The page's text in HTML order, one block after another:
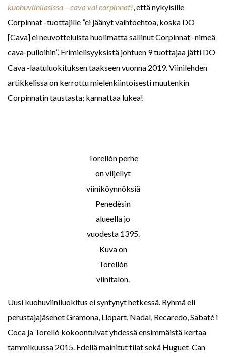
kuohuviinilasissa – cava vai corpinnat?, että nykyisille
Corpinnat -tuottajille ”ei jäänyt vaihtoehtoa, koska DO
[Cava] ei neuvotteluista huolimatta sallinut Corpinnat -nimeä
cava-pulloihin”. Erimielisyyksistä johtuen 9 tuottajaa jätti DO
Cava -laatuluokituksen taakseen vuonna 2019. Viinilehden
artikkelissa on kerrottu mielenkiintoisesti muutenkin
Corpinnatin taustasta; kannattaa lukea!
Torellón perhe
on viljellyt
viiniköynnöksiä
Penedèsin
alueella jo
vuodesta 1395.
Kuva on
Torellón
viinitalon.
Uusi kuohuviiniluokitus ei syntynyt hetkessä. Ryhmä eli
perustajajäsenet Gramona, Llopart, Nadal, Recaredo, Sabaté i
Coca ja Torelló kokoontuivat yhdessä ensimmäistä kertaa
tammikuussa 2015. Edellä mainitut tilat sekä Huguet-Can